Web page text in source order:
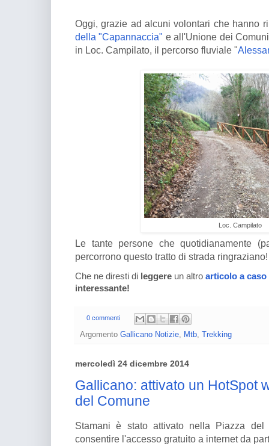
Oggi, grazie ad alcuni volontari che hanno
della "Capannaccia" e all'Unione dei
in Loc. Campilato, il percorso fluviale "
Loc. Campilato
Le tante persone che quotidianamente
percorrono questo tratto di strada ringraziano!
Che ne diresti di leggere un altro articolo a caso
interessante!
0 commenti
Argomento Gallicano Notizie Mtb Trekking
mercoledì 24 dicembre 2014
Gallicano: attivato un HotSpot
del Comune
Stamani è stato attivato nella Piazza
consentire l'accesso gratuito a internet da